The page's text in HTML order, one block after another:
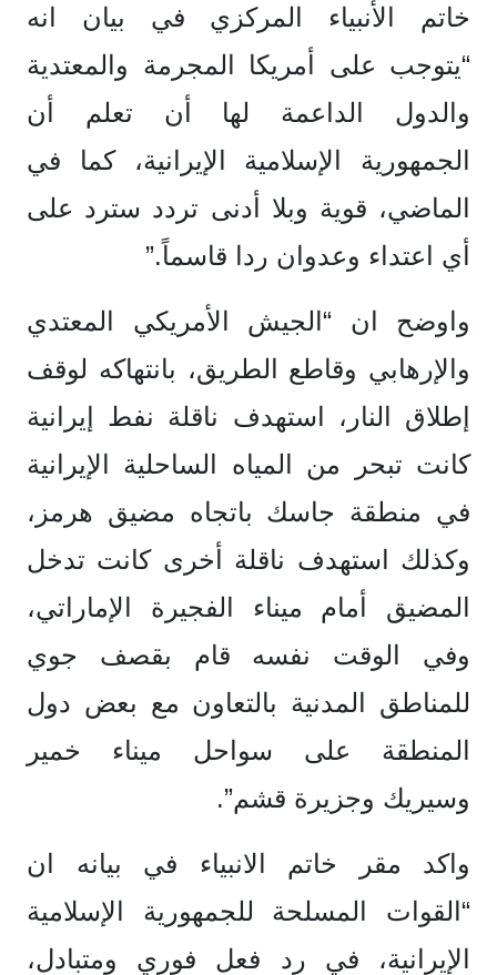
خاتم الأنبياء المركزي في بيان انه
“يتوجب على أمريكا المجرمة والمعتدية
والدول الداعمة لها أن تعلم أن
الجمهورية الإسلامية الإيرانية، كما في
الماضي، قوية وبلا أدنى تردد سترد على
أي اعتداء وعدوان ردا قاسماً.”
واوضح ان “الجيش الأمريكي المعتدي
والإرهابي وقاطع الطريق، بانتهاكه لوقف
إطلاق النار، استهدف ناقلة نفط إيرانية
كانت تبحر من المياه الساحلية الإيرانية
في منطقة جاسك باتجاه مضيق هرمز،
وكذلك استهدف ناقلة أخرى كانت تدخل
المضيق أمام ميناء الفجيرة الإماراتي،
وفي الوقت نفسه قام بقصف جوي
للمناطق المدنية بالتعاون مع بعض دول
المنطقة على سواحل ميناء خمير
وسيريك وجزيرة قشم”.
واكد مقر خاتم الانبياء في بيانه ان
“القوات المسلحة للجمهورية الإسلامية
الإيرانية، في رد فعل فوري ومتبادل،